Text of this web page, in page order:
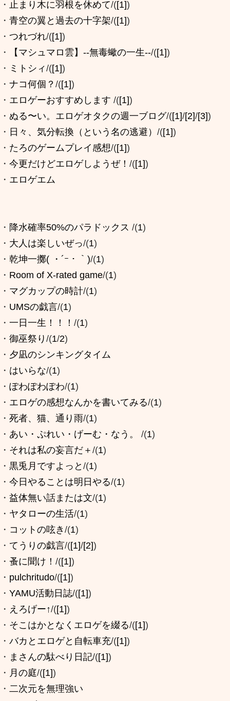
・ 止まり木に羽根を休めて/([1])
・ 青空の翼と過去の十字架/([1])
・ つれづれ/([1])
・
【マシュマロ雲】--無毒蠍の一生--/([1])
・ ミトシィ/([1])
・ ナコ何個？ /([1])
・ エロゲーおすすめします /([1])
・ ぬる〜い。エロゲオタクの週一ブログ/([1]/[2]/[3])
・ 日々、気分転換（という名の逃避） /([1])
・ たろのゲームプレイ感想/([1])
・ 今更だけどエロゲしようぜ！ /([1])
・ エロゲエム
・ 降水確率50%のパラドックス /(1)
・ 大人は楽しいぜっ/(1)
・ 乾坤一擲( ・´ｰ・｀)/(1)
・ Room of X-rated game/(1)
・ マグカップの時計/(1)
・ UMSの戯言/(1)
・ 一日一生！！！ /(1)
・ 御巫祭り /(1/2)
・ 夕凪のシンキングタイム
・ はいらな/(1)
・ ぽわぽわぽわ/(1)
・ エロゲの感想なんかを書いてみる/(1)
・ 死者、猫、通り雨/(1)
・ あい・ぷれい・げーむ・なう。 /(1)
・ それは私の妄言だ＋ /(1)
・ 黒兎月ですよっと /(1)
・ 今日やることは明日やる/(1)
・ 益体無い話または文/(1)
・ ヤタローの生活/(1)
・ コットの呟き /(1)
・ てうりの戯言/([1]/[2])
・ 蚤に聞け！ /([1])
・ pulchritudo/([1])
・ YAMU活動日誌/([1])
・ えろげー↑/([1])
・ そこはかとなくエロゲを綴る/([1])
・ バカとエロゲと自転車充/([1])
・ まさんの駄べり日記/([1])
・ 月の庭/([1])
・ 二次元を無理強い